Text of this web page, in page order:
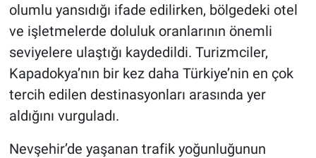
olumlu yansıdığı ifade edilirken, bölgedeki otel
ve işletmelerde doluluk oranlarının önemli
seviyelere ulaştığı kaydedildi. Turizmciler,
Kapadokya’nın bir kez daha Türkiye’nin en çok
tercih edilen destinasyonları arasında yer
aldığını vurguladı.
Nevşehir’de yaşanan trafik yoğunluğunun